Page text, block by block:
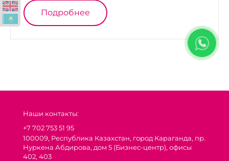
Подробнее
Наши контакты:
+7 702 753 51 95
100009, Республика Казахстан, город Караганда, пр.
Нуркена Абдирова, дом 5 (Бизнес-центр), офисы
402, 403